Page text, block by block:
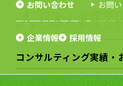
コンサルティング実績・
お問い合わせ お問
企業情報 採用情報